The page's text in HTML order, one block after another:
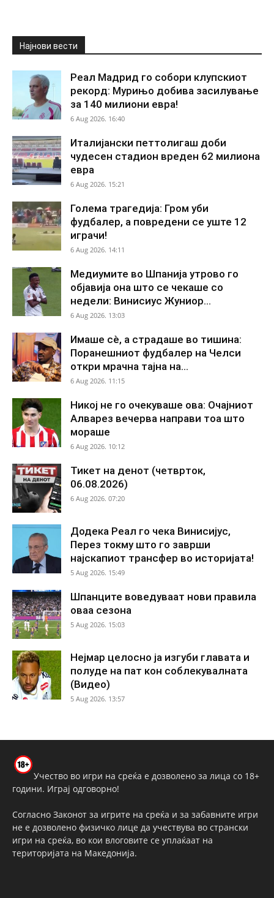
Најнови вести
Реал Мадрид го собори клупскиот
рекорд: Мурињо добива засилување
за 140 милиони евра!
6 Aug 2026. 16:40
Италијански петтолигаш доби
чудесен стадион вреден 62 милиона
евра
6 Aug 2026. 15:21
Голема трагедија: Гром уби
фудбалер, а повредени се уште 12
играчи!
6 Aug 2026. 14:11
Медиумите во Шпанија утрово го
објавија она што се чекаше со
недели: Винисиус Жуниор...
6 Aug 2026. 13:03
Имаше сè, а страдаше во тишина:
Поранешниот фудбалер на Челси
откри мрачна тајна на...
6 Aug 2026. 11:15
Никој не го очекуваше ова: Очајниот
Алварез вечерва направи тоа што
мораше
6 Aug 2026. 10:12
Тикет на денот (четврток,
06.08.2026)
6 Aug 2026. 07:20
Додека Реал го чека Винисијус,
Перез токму што го заврши
најскапиот трансфер во историјата!
5 Aug 2026. 15:49
Шпанците воведуваат нови правила
оваа сезона
5 Aug 2026. 15:03
Нејмар целосно ја изгуби главата и
полуде на пат кон соблекувалната
(Видео)
5 Aug 2026. 13:57
Учество во игри на среќа е дозволено за лица со 18+
години. Играј одговорно!
Согласно Законот за игрите на среќа и за забавните игри
не е дозволено физичко лице да учествува во странски
игри на среќа, во кои влоговите се уплаќаат на
територијата на Македонија.